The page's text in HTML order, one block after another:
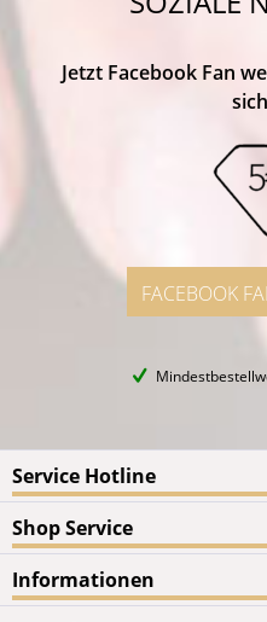
Jetzt Facebook Fan
FACEBOOK
Service Hotline
Shop Service
Informationen